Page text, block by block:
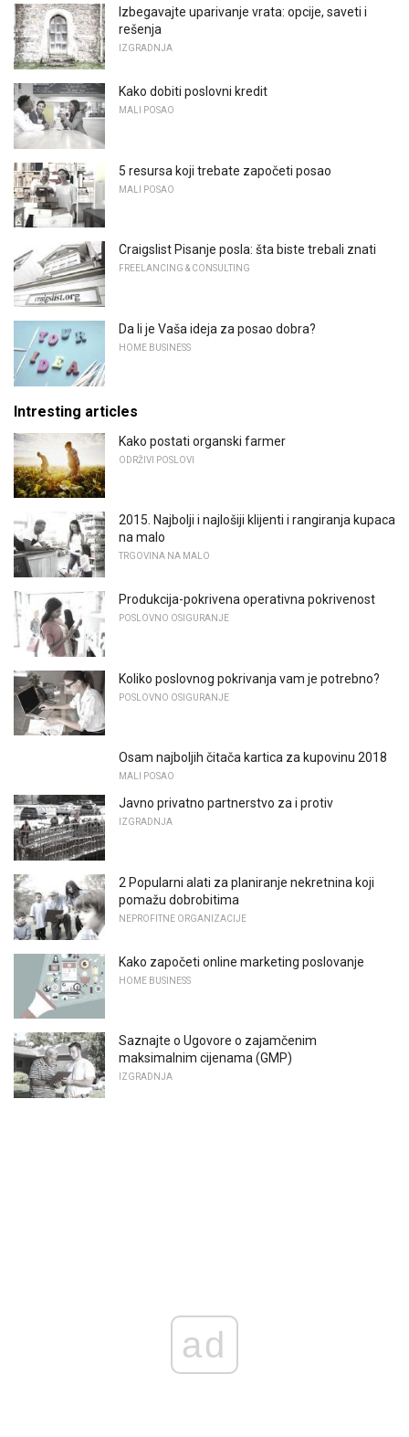
Izbegavajte uparivanje vrata: opcije, saveti i
rešenja
IZGRADNJA
Kako dobiti poslovni kredit
MALI POSAO
5 resursa koji trebate započeti posao
MALI POSAO
Craigslist Pisanje posla: šta biste trebali znati
FREELANCING & CONSULTING
Da li je Vaša ideja za posao dobra?
HOME BUSINESS
Intresting articles
Kako postati organski farmer
ODRŽIVI POSLOVI
2015. Najbolji i najlošiji klijenti i rangiranja kupaca
na malo
TRGOVINA NA MALO
Produkcija-pokrivena operativna pokrivenost
POSLOVNO OSIGURANJE
Koliko poslovnog pokrivanja vam je potrebno?
POSLOVNO OSIGURANJE
Osam najboljih čitača kartica za kupovinu 2018
MALI POSAO
Javno privatno partnerstvo za i protiv
IZGRADNJA
2 Popularni alati za planiranje nekretnina koji
pomažu dobrobitima
NEPROFITNE ORGANIZACIJE
Kako započeti online marketing poslovanje
HOME BUSINESS
Saznajte o Ugovore o zajamčenim
maksimalnim cijenama (GMP)
IZGRADNJA
ad